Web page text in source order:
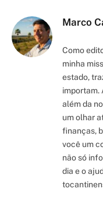
Marco
Como
minha
estado,
importam.
além da
um olhar
finanças,
você um
não só
dia e o